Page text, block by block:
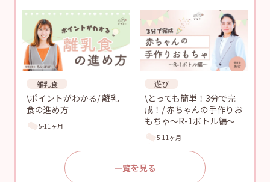
離乳食
\ポイントがわかる/ 離乳
食の進め方
5-11ヶ月
遊び
\とっても簡単！3分で完
成！/ 赤ちゃんの手作りお
もちゃ〜R-1ボトル編〜
5-11ヶ月
一覧を見る